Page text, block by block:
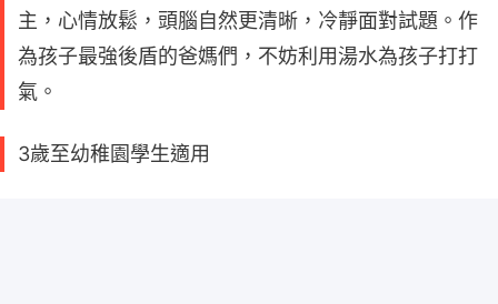
主，心情放鬆，頭腦自然更清晰，冷靜面對試題。作
為孩子最強後盾的爸媽們，不妨利用湯水為孩子打打
氣。
3歲至幼稚園學生適用